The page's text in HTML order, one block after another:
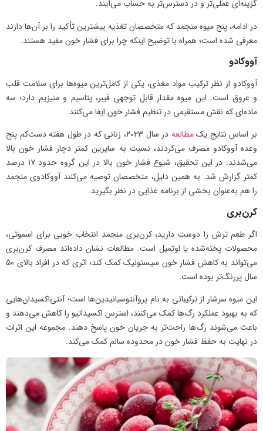
گزینه‌ای عملی‌تر و در دسترس‌تر به حساب می‌آیند.
در ادامه، پنج میوه منجمد که متخصصان تغذیه بیشترین تأکید را بر آن‌ها دارند
معرفی شده است؛ همراه با توضیح اینکه چرا برای فشار خون مفید هستند.
آووکادو
آووکادو از نظر ترکیب مواد مغذی، یکی از کامل‌ترین میوه‌ها برای سلامت قلب
و عروق است. این میوه مقدار قابل توجهی فیبر، پتاسیم و منیزیم دارد؛ سه
ماده‌ای که نقش مستقیمی در تنظیم فشار خون ایفا می‌کنند.
بر اساس نتایج یکمطالعه
در سال ۲۰۲۳، زنانی که در طول هفته دست‌کم پنج
وعده آووکادو مصرف می‌کردند، نسبت به سایرین کمتر دچار فشار خون بالا
می‌شدند. در این تحقیق، شیوع فشار خون بالا در این گروه حدود ۱۷ درصد
کمتر گزارش شد. به همین دلیل، متخصصان توصیه می‌کنند آووکادوی منجمد
را هم به‌عنوان بخشی از برنامه غذایی در نظر بگیرید.
کرن‌بری
اگر طعم ترش را دوست دارید، کرن‌بری منجمد انتخاب خوبی برای اسموتی،
محصولات پخته‌شده یا اوتمیل است. مطالعات نشان داده‌اند مصرف کرن‌بری
می‌تواند به کاهش فشار خون سیستولیک کمک کند؛ اثری که در افراد بالای ۵۰
سال پررنگ‌تر بوده است.
این میوه سرشار از ترکیباتی به نام پروآنتوسیانیدین‌ها است؛ آنتی‌اکسیدان‌هایی
که به بهبود عملکرد رگ‌ها کمک می‌کنند، استرس اکسیداتیو را کاهش می‌دهند و
باعث می‌شوند رگ‌ها راحت‌تر به جریان خون پاسخ دهند. مجموعه این اثرات
در نهایت به حفظ فشار خون در محدوده سالم کمک می‌کند.